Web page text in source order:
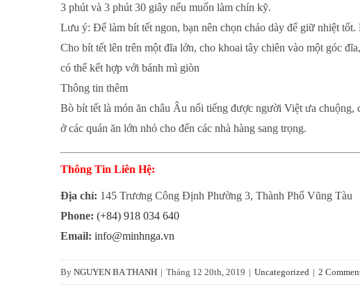
3 phút và 3 phút 30 giây nếu muốn làm chín kỹ.
Lưu ý: Để làm bít tết ngon, bạn nên chọn chảo dày để giữ nhiệt
Cho bít tết lên trên một đĩa lớn, cho khoai tây chiên vào một góc
có thể kết hợp với bánh mì giòn
Thông tin thêm
Bò bít tết là món ăn châu Âu nổi tiếng được người Việt ưa
ở các quán ăn lớn nhỏ cho đến các nhà hàng sang trọng.
Thông Tin Liên Hệ:
Địa chỉ: 145 Trương Công Định Phường 3, Thành Phố Vũng Tàu
Phone: (+84) 918 034 640
Email: info@minhnga.vn
By NGUYEN BA THANH | Tháng 12 20th, 2019 | Uncategorized | 2